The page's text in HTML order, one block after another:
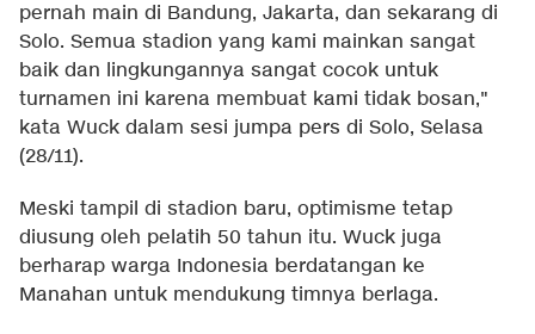
pernah main di Bandung, Jakarta, dan sekarang di
Solo. Semua stadion yang kami mainkan sangat
baik dan lingkungannya sangat cocok untuk
turnamen ini karena membuat kami tidak bosan,"
kata Wuck dalam sesi jumpa pers di Solo, Selasa
(28/11).
Meski tampil di stadion baru, optimisme tetap
diusung oleh pelatih 50 tahun itu. Wuck juga
berharap warga Indonesia berdatangan ke
Manahan untuk mendukung timnya berlaga.